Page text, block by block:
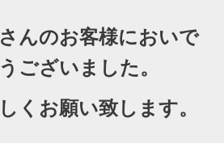
んのお客様においで
ございました。
くお願い致します。